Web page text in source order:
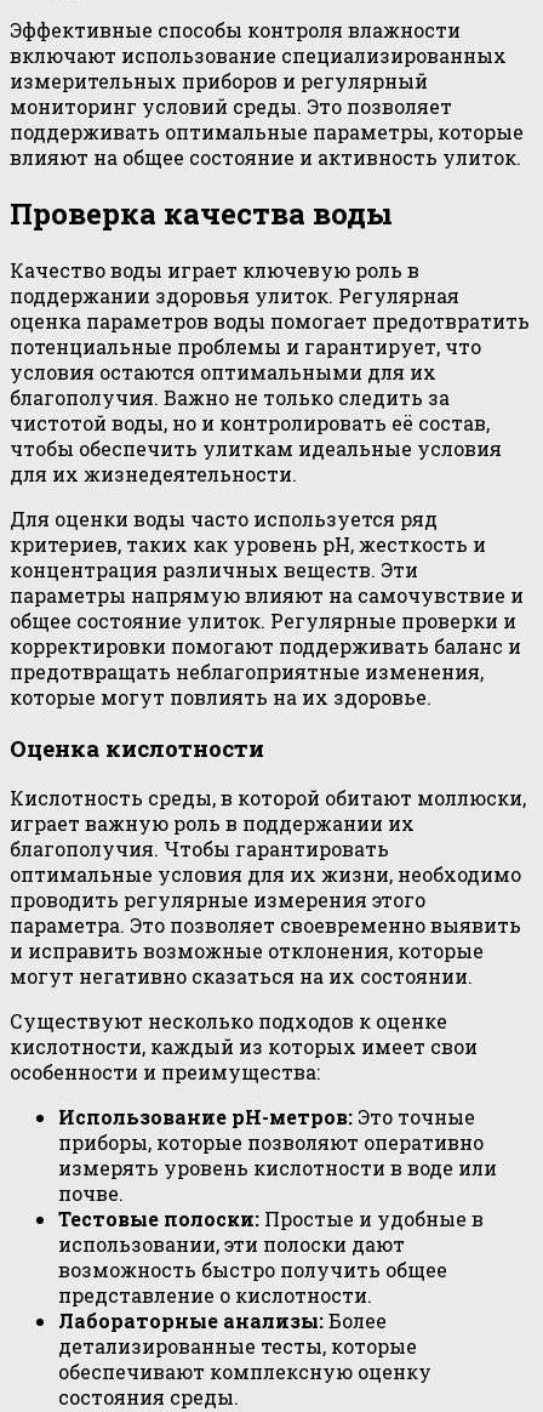
Эффективные способы контроля влажности
включают использование специализированных
измерительных приборов и регулярный
мониторинг условий среды. Это позволяет
поддерживать оптимальные параметры, которые
влияют на общее состояние и активность улиток.
Проверка качества воды
Качество воды играет ключевую роль в
поддержании здоровья улиток. Регулярная
оценка параметров воды помогает предотвратить
потенциальные проблемы и гарантирует, что
условия остаются оптимальными для их
благополучия. Важно не только следить за
чистотой воды, но и контролировать её состав,
чтобы обеспечить улиткам идеальные условия
для их жизнедеятельности.
Для оценки воды часто используется ряд
критериев, таких как уровень pH, жесткость и
концентрация различных веществ. Эти
параметры напрямую влияют на самочувствие и
общее состояние улиток. Регулярные проверки и
корректировки помогают поддерживать баланс и
предотвращать неблагоприятные изменения,
которые могут повлиять на их здоровье.
Оценка кислотности
Кислотность среды, в которой обитают моллюски,
играет важную роль в поддержании их
благополучия. Чтобы гарантировать
оптимальные условия для их жизни, необходимо
проводить регулярные измерения этого
параметра. Это позволяет своевременно выявить
и исправить возможные отклонения, которые
могут негативно сказаться на их состоянии.
Существуют несколько подходов к оценке
кислотности, каждый из которых имеет свои
особенности и преимущества:
Использование pH-метров: Это точные
приборы, которые позволяют оперативно
измерять уровень кислотности в воде или
почве.
Тестовые полоски: Простые и удобные в
использовании, эти полоски дают
возможность быстро получить общее
представление о кислотности.
Лабораторные анализы:Более
детализированные тесты, которые
обеспечивают комплексную оценку
состояния среды.